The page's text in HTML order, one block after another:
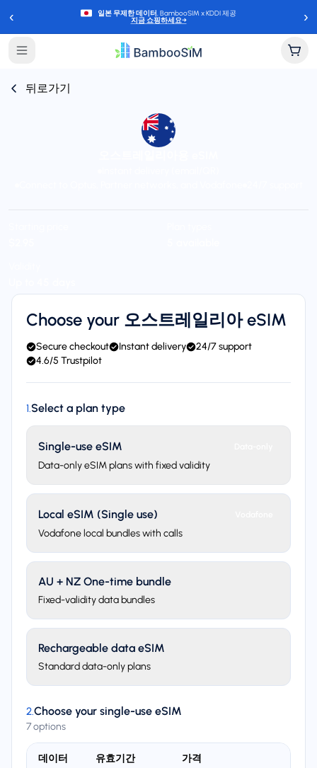
‹ 일본 무제한 데이터, BambooSIM x KDDI 제공
지금 쇼핑하세요→ ›
뒤로가기
Choose your 오스트레일리아 eSIM
Secure checkout Instant delivery
24/7 support
4.6/5 Trustpilot
1.Select a plan type
Single-use eSIM
Data-only eSIM plans with fixed validity
Local eSIM (Single use)
Vodafone local bundles with calls
AU + NZ One-time bundle
Fixed-validity data bundles
Rechargeable data eSIM
Standard data-only plans
2.Choose your single-use eSIM
7 options
데이터 유효기간 가격